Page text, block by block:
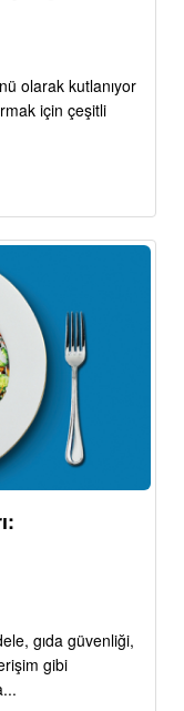
olarak kutlanıyor
için çeşitli
gıda güvenliği,
gibi